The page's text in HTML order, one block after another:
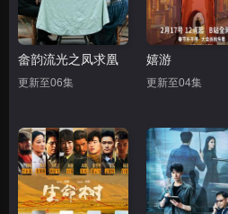
畲韵流光之凤求凰
更新至06集
嬉游
更新至04集